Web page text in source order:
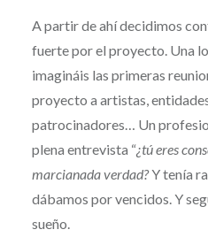
A partir de ahí decidimos
fuerte por el proyecto. Una
imagináis las primeras
proyecto a artistas,
patrocinadores… Un
plena entrevista “¿tú eres
marcianada verdad?Y tenía
dábamos por vencidos. Y
sueño.